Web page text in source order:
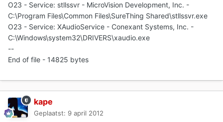
O23 - Service: stllssvr - MicroVision Development, Inc. -
C:\Program Files\Common Files\SureThing Shared\stllssvr.exe
O23 - Service: XAudioService - Conexant Systems, Inc. -
C:\Windows\system32\DRIVERS\xaudio.exe
--
End of file - 14825 bytes
kape
Geplaatst: 9 april 2012